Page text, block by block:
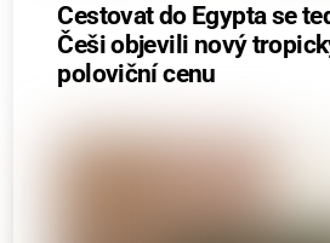
Cestovat do Egypta se
Češi objevili nový
poloviční cenu